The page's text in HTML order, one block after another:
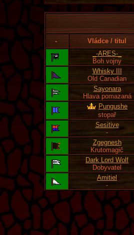
- Vládce / titul
_-ARES-_
Boh vojny
Whisky III
Old Canadian
Sayonara
Hlava pomazaná
Pungushe
stopař
Sesitive
-
Zgegnesh
Krutomagič
Dark Lord Wolf
Dobyvatel
Amitiel
-